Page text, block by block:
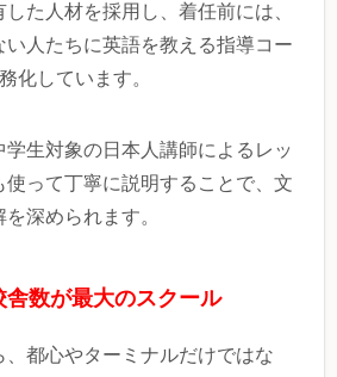
た人材を採用し、着任前には、
人たちに英語を教える指導コー
化しています。
学生対象の日本人講師によるレッ
使って丁寧に説明することで、文
深められます。
数が最大のスクール
、都心やターミナルだけではな